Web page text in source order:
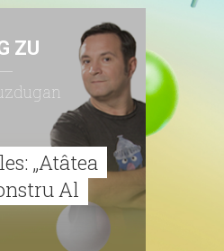
ZU
„Atâtea
Al